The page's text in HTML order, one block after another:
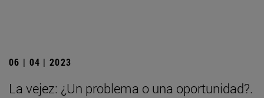
06 | 04 | 2023
La vejez: ¿Un problema o una oportunidad?.